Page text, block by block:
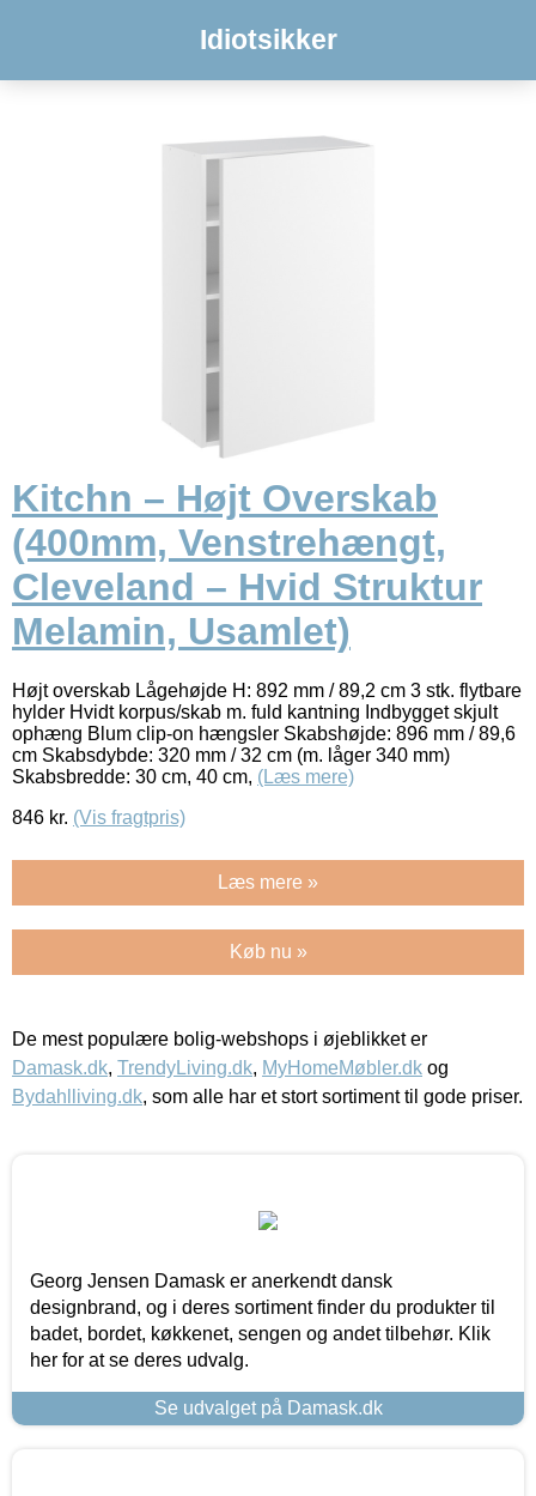
Idiotsikker
Kitchn – Højt Overskab
(400mm, Venstrehængt,
Cleveland – Hvid Struktur
Melamin, Usamlet)
Højt overskab Lågehøjde H: 892 mm / 89,2 cm 3 stk. flytbare
hylder Hvidt korpus/skab m. fuld kantning Indbygget skjult
ophæng Blum clip-on hængsler Skabshøjde: 896 mm / 89,6
cm Skabsdybde: 320 mm / 32 cm (m. låger 340 mm)
Skabsbredde: 30 cm, 40 cm, (Læs mere)
846 kr. (Vis fragtpris)
Læs mere »
Køb nu »
De mest populære bolig-webshops i øjeblikket er
Damask.dk, TrendyLiving.dk, MyHomeMøbler.dk og
Bydahlliving.dk, som alle har et stort sortiment til gode priser.
Georg Jensen Damask er anerkendt dansk
designbrand, og i deres sortiment finder du produkter til
badet, bordet, køkkenet, sengen og andet tilbehør. Klik
her for at se deres udvalg.
Se udvalget på Damask.dk